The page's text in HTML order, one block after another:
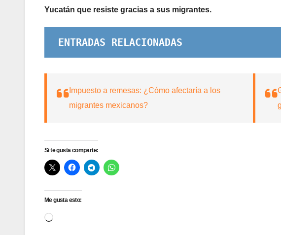
Yucatán que resiste gracias a sus migrantes.
ENTRADAS RELACIONADAS
Impuesto a remesas: ¿Cómo afectaría a los
migrantes mexicanos?
Si te gusta comparte:
Me gusta esto:
Cargando...